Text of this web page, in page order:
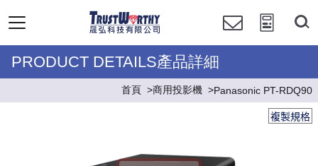
PRODUCT DETAILS產品詳細
首頁 商用投影機 Panasonic PT-RDQ90
複製規格